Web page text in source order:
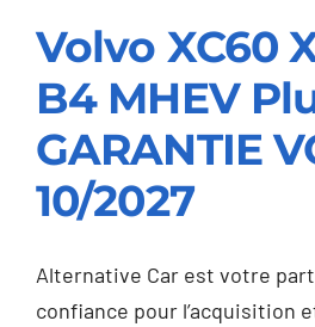
Volvo XC60
B4 MHEV
GARANTIE
Volvo XC60
B4 MHEV
GARANTIE
10/2027
Alternative Car est votre
confiance pour l’acquisition